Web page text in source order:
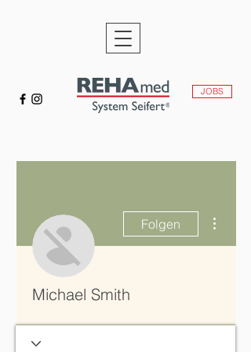
JOBS
Folgen
Michael Smith